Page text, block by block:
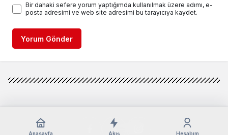
Bir dahaki sefere yorum yaptığımda kullanılmak üzere adımı, e-
posta adresimi ve web site adresimi bu tarayıcıya kaydet.
Yorum Gönder
Anasayfa Akış Hesabım